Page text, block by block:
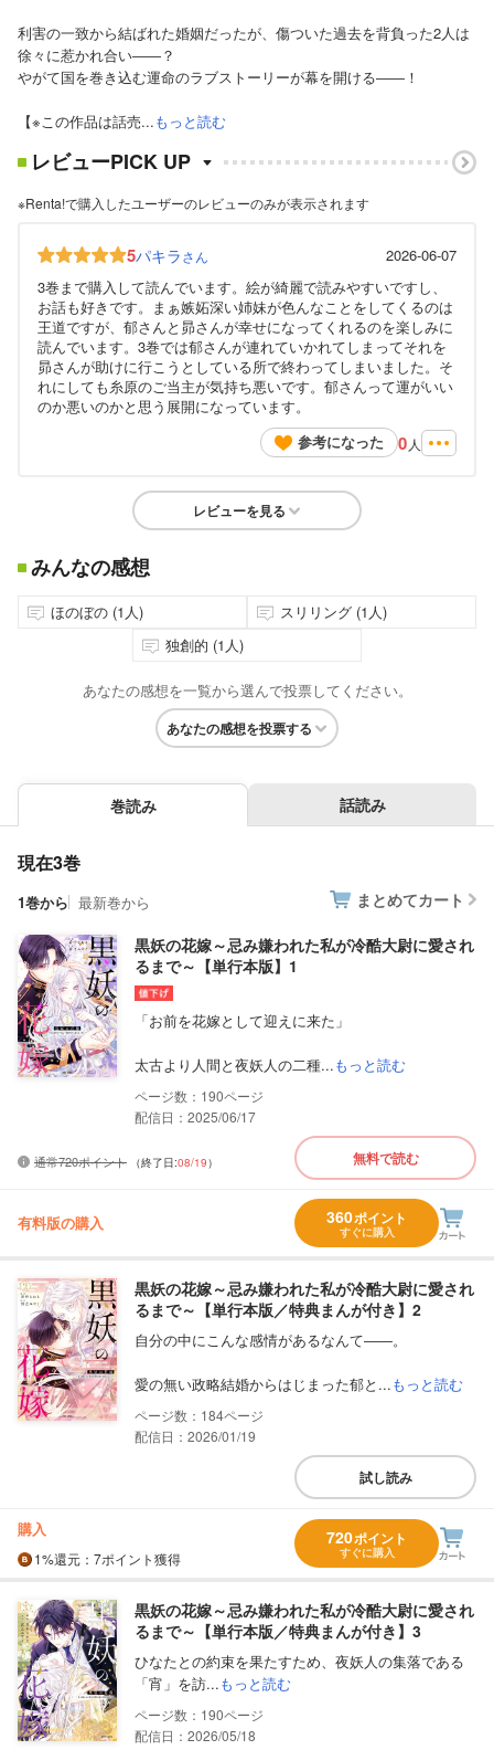
利害の一致から結ばれた婚姻だったが、傷ついた過去を背負った2人は
徐々に惹かれ合い――？
やがて国を巻き込む運命のラブストーリーが幕を開ける――！
【※この作品は話売...もっと読む
レビューPICK UP
※Renta!で購入したユーザーのレビューのみが表示されます
5パキラさん
2026-06-07
3巻まで購入して読んでいます。絵が綺麗で読みやすいですし、
お話も好きです。まぁ嫉妬深い姉妹が色んなことをしてくるのは
王道ですが、郁さんと昴さんが幸せになってくれるのを楽しみに
読んでいます。3巻では郁さんが連れていかれてしまってそれを
昴さんが助けに行こうとしている所で終わってしまいました。そ
れにしても糸原のご当主が気持ち悪いです。郁さんって運がいい
のか悪いのかと思う展開になっています。
参考になった
0 人
レビューを見る
みんなの感想
ほのぼの (1人)
スリリング (1人)
独創的 (1人)
あなたの感想を一覧から選んで投票してください。
あなたの感想を投票する
巻読み 話読み
現在3巻
1巻から 最新巻から まとめてカート
黒妖の花嫁～忌み嫌われた私が冷酷大尉に愛され
るまで～【単行本版】1
「お前を花嫁として迎えに来た」
太古より人間と夜妖人の二種...もっと読む
190
配信日：2025/06/17
通常720ポイント （終了日:08/19） 無料で読む
有料版の購入 360ポイント
すぐに購入
黒妖の花嫁～忌み嫌われた私が冷酷大尉に愛され
るまで～【単行本版／特典まんが付き】2
自分の中にこんな感情があるなんて――。
愛の無い政略結婚からはじまった郁と...もっと読む
184
配信日：2026/01/19
試し読み
購入
1%還元 ：7ポイント獲得
720ポイント
すぐに購入
黒妖の花嫁～忌み嫌われた私が冷酷大尉に愛され
るまで～【単行本版／特典まんが付き】3
ひなたとの約束を果たすため、夜妖人の集落である
「宵」を訪...もっと読む
190
配信日：2026/05/18